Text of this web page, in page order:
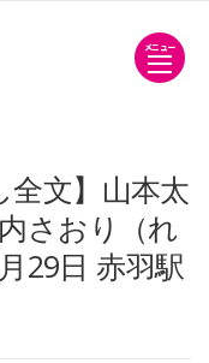
メニュー
全文】山本太
さおり（れ
29日 赤羽駅